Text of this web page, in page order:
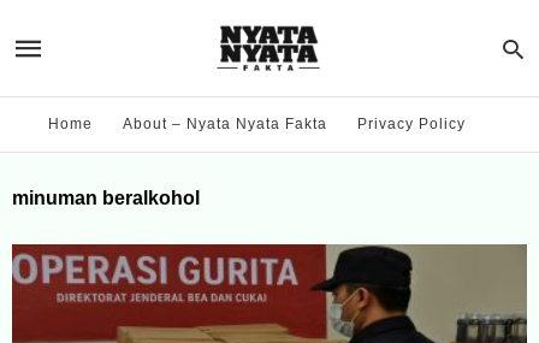
Home About – Nyata Nyata Fakta Privacy Policy
minuman beralkohol